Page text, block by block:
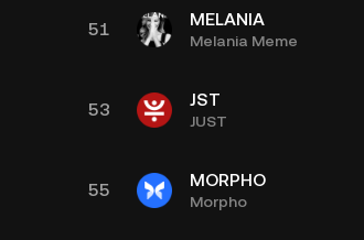
51 MELANIA
Melania Meme
53 JST
JUST
55 MORPHO
Morpho